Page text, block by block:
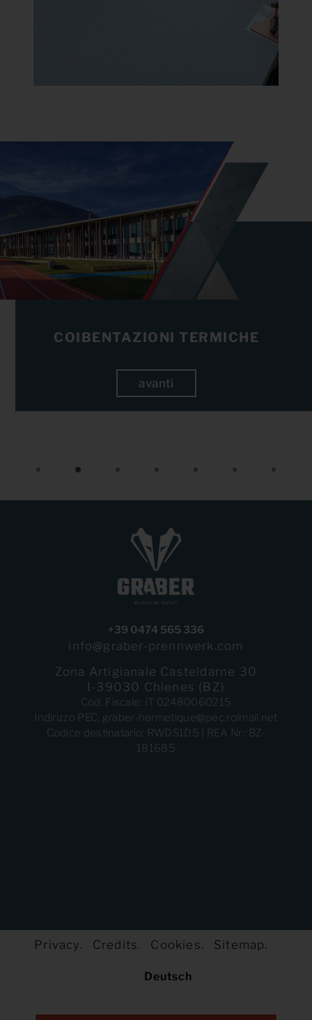
GUAINE LIQUIDE
avanti
+39 0474 565 336
info@graber-prennwerk.com
Zona Artigianale Casteldarne 30
I-39030 Chienes (BZ)
Cod. Fiscale: IT 02480060215
Indirizzo PEC: graber-hermetique@pec.rolmail.net
Codice destinatario: RWDS1D5 | REA Nr.: BZ-
181685
Privacy. Credits. Cookies. Sitemap.
Deutsch